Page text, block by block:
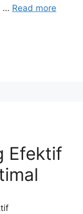
… Read more
Efektif